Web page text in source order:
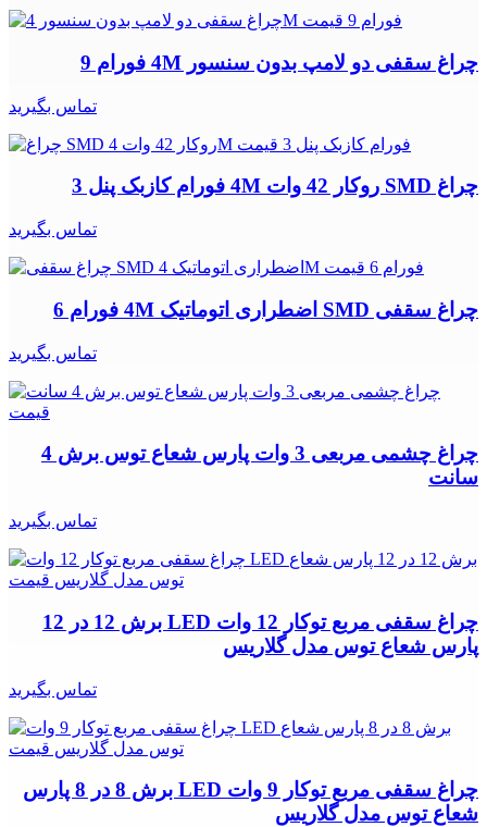
چراغ سقفی دو لامپ بدون سنسور 4M فورام 9
تماس بگیرید
چراغ SMD روکار 42 وات 4M فورام کازبک پنل 3
تماس بگیرید
چراغ سقفی SMD اضطراری اتوماتیک 4M فورام 6
تماس بگیرید
چراغ چشمی مربعی 3 وات پارس شعاع توس برش 4
سانت
تماس بگیرید
چراغ سقفی مربع توکار 12 وات LED برش 12 در 12
پارس شعاع توس مدل گلاریس
تماس بگیرید
چراغ سقفی مربع توکار 9 وات LED برش 8 در 8 پارس
شعاع توس مدل گلاریس